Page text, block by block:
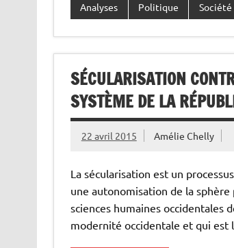
Analyses Politique Société
SÉCULARISATION
SYSTÈME DE LA
22 avril 2015 Amélie Chelly
La sécularisation est un
une autonomisation de la
sciences humaines occidentales
modernité occidentale et qui est